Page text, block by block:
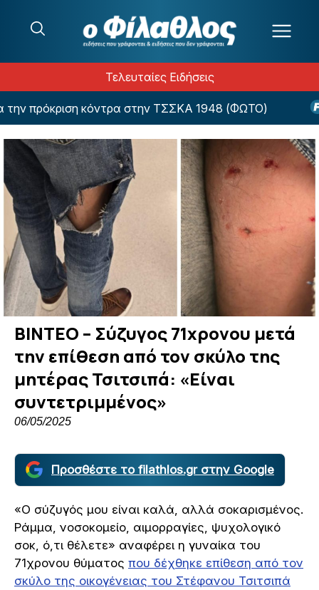
Τελευταίες Ειδήσεις
πρόκριση κόντρα στην ΤΣΣΚΑ 1948 (ΦΩΤΟ)
ΒΙΝΤΕΟ – Σύζυγος 71χρονου μετά
την επίθεση από τον σκύλο της
μητέρας Τσιτσιπά: «Είναι
συντετριμμένος»
06/05/2025
Προσθέστε το filathlos.gr στην Google
«Ο σύζυγός μου είναι καλά, αλλά σοκαρισμένος.
Ράμμα, νοσοκομείο, αιμορραγίες, ψυχολογικό
σοκ, ό,τι θέλετε» αναφέρει η γυναίκα του
71χρονου θύματος που δέχθηκε επίθεση από τον
σκύλο της οικογένειας του Στέφανου Τσιτσιπά